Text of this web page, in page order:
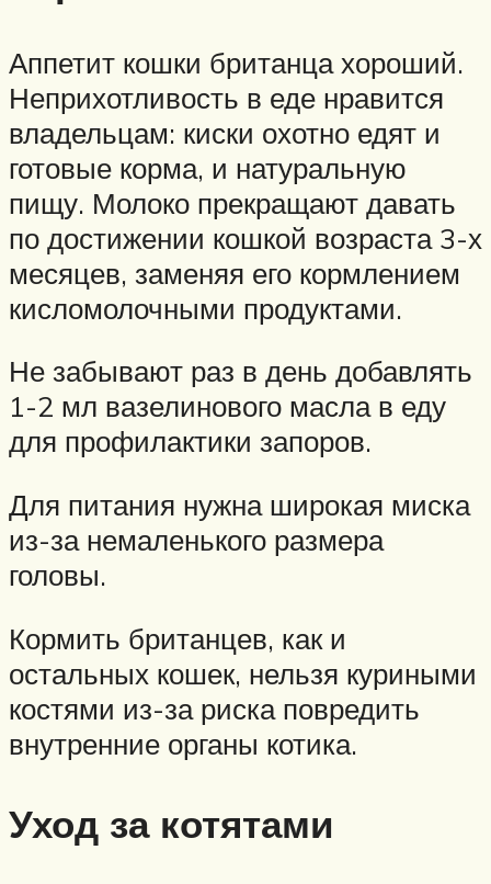
Аппетит кошки британца хороший.
Неприхотливость в еде нравится
владельцам: киски охотно едят и
готовые корма, и натуральную
пищу. Молоко прекращают давать
по достижении кошкой возраста 3-х
месяцев, заменяя его кормлением
кисломолочными продуктами.
Не забывают раз в день добавлять
1-2 мл вазелинового масла в еду
для профилактики запоров.
Для питания нужна широкая миска
из-за немаленького размера
головы.
Кормить британцев, как и
остальных кошек, нельзя куриными
костями из-за риска повредить
внутренние органы котика.
Уход за котятами